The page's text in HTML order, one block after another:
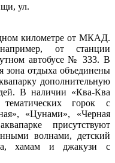
ул.
километре от МКАД.
от станции
автобусе № 333. В
зона отдыха объединены
дополнительную
В наличии «Ква-Ква
горок с
«Цунами», «Черная
присутствуют
волнами, детский
хамам и джакузи с